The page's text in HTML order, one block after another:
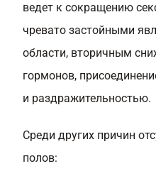
ведет к сокращению
чревато застойными
области, вторичным
гормонов,
и раздражительностью.
Среди других причин
полов: